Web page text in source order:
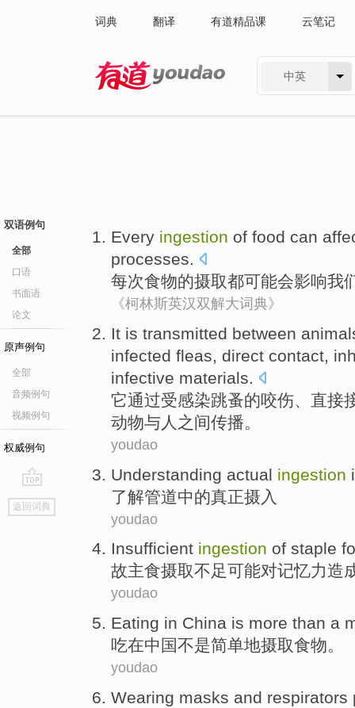
词典 翻译 有道精品课 云笔记
中英
双语例句
全部
口语
书面语
论文
原声例句
全部
音频例句
视频例句
权威例句
go
top
返回词典
Every ingestion of food can
processes.
每次食物的摄取都可能会影响我
《柯林斯英汉双解大词典》
It is transmitted between
infected fleas, direct contact,
infective materials.
它通过受感染跳蚤的咬伤、 直接
动物与人 之间传播。
youdao
Understanding actual ingestion
了解管道中的真正摄入
youdao
Insufficient ingestion of staple
故主食摄取不足可能对记忆力造
youdao
Eating in China is more than a
吃在中国不是简单地摄取食物。
youdao
Wearing masks and respirators